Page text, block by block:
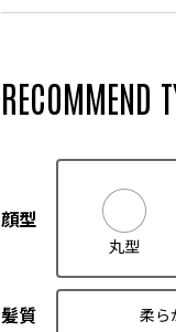
RECOMMEND
顔型
丸型
髪質 柔ら